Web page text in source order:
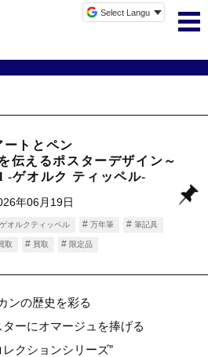
ートとペン
伝えるポスターデザイン～
ゲオルク ティッペル-
年06月19日
ゲオルクティッペル 万年筆 筆記具
取 買取 限定品
ンの歴史を彩る
ーにオマージュを捧げる
レクションシリーズ”